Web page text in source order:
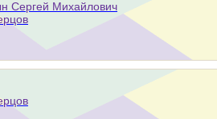
Сергей Михайлович